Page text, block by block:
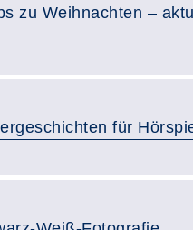
zu Weihnachten –
für